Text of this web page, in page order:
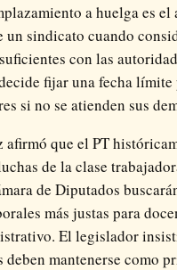
a huelga es el
un sindicato cuando
con las
fijar una fecha límite
si no se atienden sus
que el PT
de la clase
de Diputados
más justas para
El legislador
deben mantenerse como